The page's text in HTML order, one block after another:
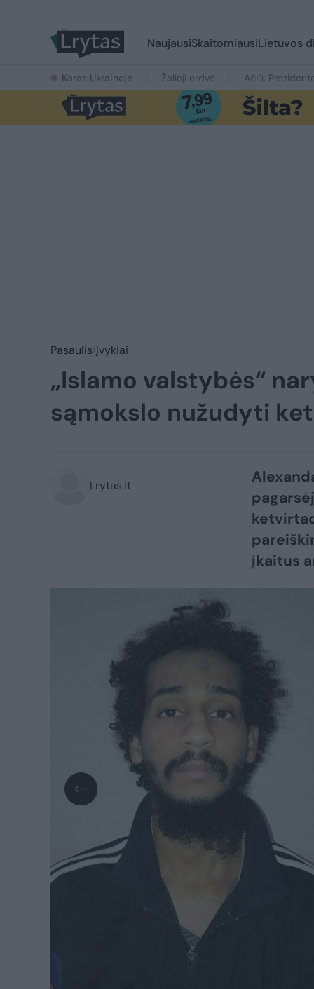
NaujausiSkaitomiausiLietuvos
Karas Ukrainoje Žalioji erdvė Ačiū,
Pasaulis Įvykiai
„Islamo valstybės“
sąmokslo nužudyti
Lrytas.lt
įkaitus